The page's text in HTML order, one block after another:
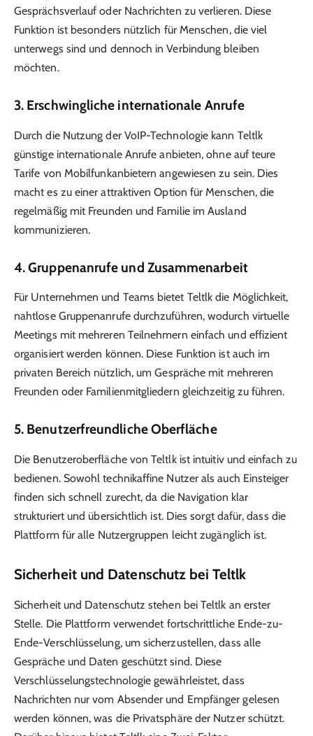
Gesprächsverlauf oder Nachrichten zu verlieren. Diese
Funktion ist besonders nützlich für Menschen, die viel
unterwegs sind und dennoch in Verbindung bleiben
möchten.
3. Erschwingliche internationale Anrufe
Durch die Nutzung der VoIP-Technologie kann Teltlk
günstige internationale Anrufe anbieten, ohne auf teure
Tarife von Mobilfunkanbietern angewiesen zu sein. Dies
macht es zu einer attraktiven Option für Menschen, die
regelmäßig mit Freunden und Familie im Ausland
kommunizieren.
4.Gruppenanrufe und Zusammenarbeit
Für Unternehmen und Teams bietet Teltlk die Möglichkeit,
nahtlose Gruppenanrufe durchzuführen, wodurch virtuelle
Meetings mit mehreren Teilnehmern einfach und effizient
organisiert werden können. Diese Funktion ist auch im
privaten Bereich nützlich, um Gespräche mit mehreren
Freunden oder Familienmitgliedern gleichzeitig zu führen.
5. Benutzerfreundliche Oberfläche
Die Benutzeroberfläche von Teltlk ist intuitiv und einfach zu
bedienen. Sowohl technikaffine Nutzer als auch Einsteiger
finden sich schnell zurecht, da die Navigation klar
strukturiert und übersichtlich ist. Dies sorgt dafür, dass die
Plattform für alle Nutzergruppen leicht zugänglich ist.
Sicherheit und Datenschutz bei Teltlk
Sicherheit und Datenschutz stehen bei Teltlk an erster
Stelle. Die Plattform verwendet fortschrittliche Ende-zu-
Ende-Verschlüsselung, um sicherzustellen, dass alle
Gespräche und Daten geschützt sind. Diese
Verschlüsselungstechnologie gewährleistet, dass
Nachrichten nur vom Absender und Empfänger gelesen
werden können, was die Privatsphäre der Nutzer schützt.